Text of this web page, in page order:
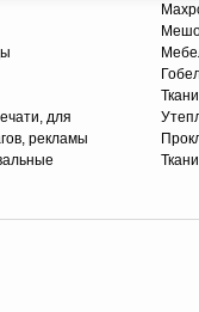
для
рекламы